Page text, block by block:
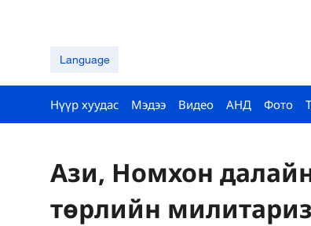
Language
Нүүр хуудас Мэдээ Видео АНД Фото
Ази, Номхон
төрлийн